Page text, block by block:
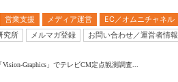
営業支援 メディア運営 EC／オムニチャネル
究所 メルマガ登録 お問い合わせ／運営者情報
Graphics」でテレビCM定点観測調査...